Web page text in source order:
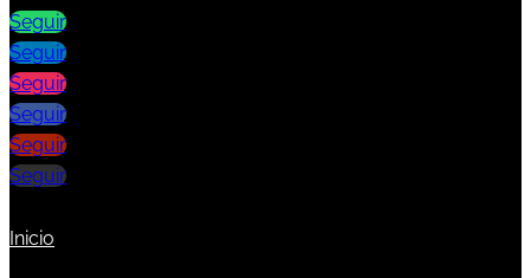
Seguir
Seguir
Seguir
Seguir
Seguir
Seguir
Inicio